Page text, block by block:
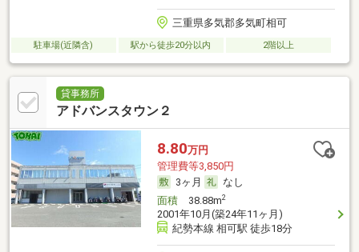
三重県多気郡多気町相可
駐車場(近隣含) 駅から徒歩20分以内 2階以上
貸事務所
アドバンスタウン２
8.80万円
管理費等3,850円
3ヶ月
なし
面積38.88m2
2001年10月(築24年11ヶ月)
紀勢本線 相可駅 徒歩18分